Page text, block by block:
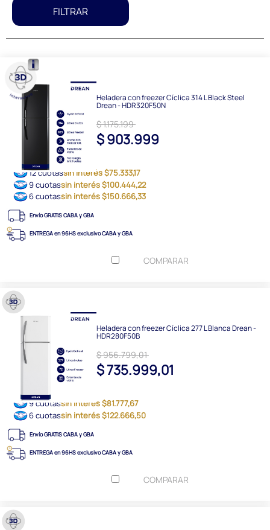
FILTRAR
Heladera con freezer Cíclica 314 L Black Steel
Drean - HDR320F50N
$ 1.175.199
$ 903.999
12 cuotassin interés $75.333,17
9 cuotassin interés $100.444,22
6 cuotassin interés $150.666,33
Envío GRATIS CABA y GBA
ENTREGA en 96HS exclusivo CABA y GBA
COMPARAR
Heladera con freezer Cíclica 277 L Blanca Drean -
HDR280F50B
$ 956.799,01
$ 735.999,01
9 cuotassin interés $81.777,67
6 cuotassin interés $122.666,50
Envío GRATIS CABA y GBA
ENTREGA en 96HS exclusivo CABA y GBA
COMPARAR